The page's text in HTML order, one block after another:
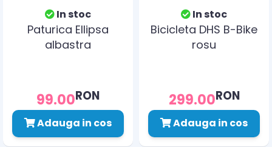
In stoc
Paturica Ellipsa
albastra
99.00RON
Adauga in cos
In stoc
Bicicleta DHS B-Bike
rosu
299.00RON
Adauga in cos